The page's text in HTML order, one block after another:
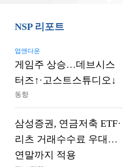
NSP 리포트
업앤다운
게임주 상승…데브시스
터즈↑·고스트스튜디오↓
동향
삼성증권, 연금저축 ETF·
리츠 거래수수료 우대…
연말까지 적용